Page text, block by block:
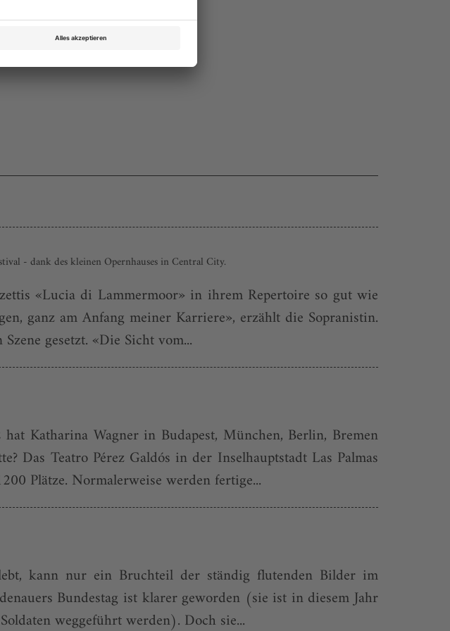
- dank des kleinen Opernhauses in Central City.
«Lucia di Lammermoor» in ihrem Repertoire so gut wie
ganz am Anfang meiner Karriere», erzählt die Sopranistin.
gesetzt. «Die Sicht vom...
Katharina Wagner in Budapest, München, Berlin, Bremen
Das Teatro Pérez Galdós in der Inselhauptstadt Las Palmas
Plätze. Normalerweise werden fertige...
kann nur ein Bruchteil der ständig flutenden Bilder im
Bundestag ist klarer geworden (sie ist in diesem Jahr
weggeführt werden). Doch sie...